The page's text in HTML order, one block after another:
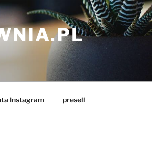
Instagram presell